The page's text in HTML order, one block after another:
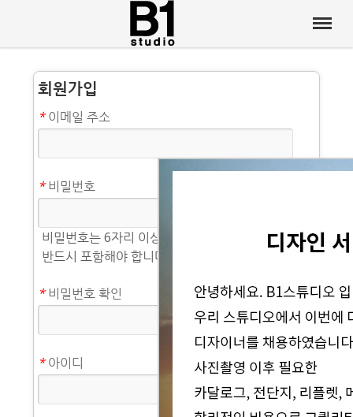
회원가입
*이메일 주소
*비밀번호
비밀번호는 6자리 이상이어야 하며 영문과 숫자를
반드시 포함해야 합니다.
*비밀번호 확인
*아이디